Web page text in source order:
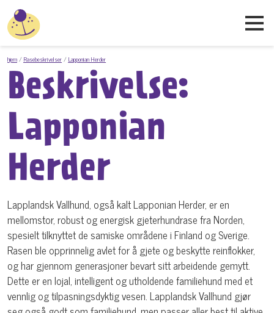
hjem Rasebeskrivelser Lapponian Herder
Beskrivelse:
Lapponian
Herder
Lapplandsk Vallhund, også kalt Lapponian Herder, er en
mellomstor, robust og energisk gjeterhundrase fra Norden,
spesielt tilknyttet de samiske områdene i Finland og Sverige.
Rasen ble opprinnelig avlet for å gjete og beskytte reinflokker,
og har gjennom generasjoner bevart sitt arbeidende gemytt.
Dette er en lojal, intelligent og utholdende familiehund med et
vennlig og tilpasningsdyktig vesen. Lapplandsk Vallhund gjør